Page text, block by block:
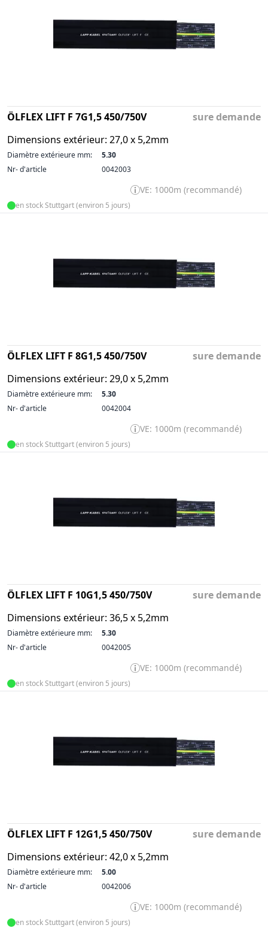
ÖLFLEX LIFT F 7G1,5 450/750V
Dimensions extérieur: 27,0 x 5,2mm
sure demande
Diamètre extérieure mm:
5.30
Nr- d'article
0042003
VE: 1000m (recommandé)
en stock Stuttgart (environ 5 jours)
ÖLFLEX LIFT F 8G1,5 450/750V
Dimensions extérieur: 29,0 x 5,2mm
sure demande
Diamètre extérieure mm:
5.30
Nr- d'article
0042004
VE: 1000m (recommandé)
en stock Stuttgart (environ 5 jours)
ÖLFLEX LIFT F 10G1,5 450/750V
Dimensions extérieur: 36,5 x 5,2mm
sure demande
Diamètre extérieure mm:
5.30
Nr- d'article
0042005
VE: 1000m (recommandé)
en stock Stuttgart (environ 5 jours)
ÖLFLEX LIFT F 12G1,5 450/750V
Dimensions extérieur: 42,0 x 5,2mm
sure demande
Diamètre extérieure mm:
5.00
Nr- d'article
0042006
VE: 1000m (recommandé)
en stock Stuttgart (environ 5 jours)